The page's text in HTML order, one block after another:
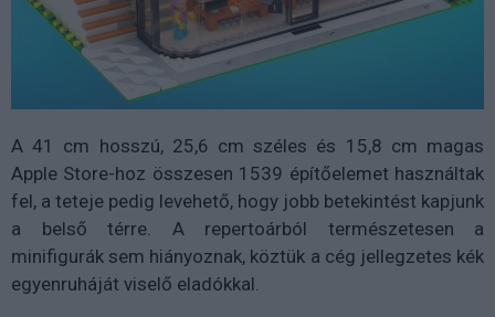
A 41 cm hosszú, 25,6 cm széles és 15,8 cm magas
Apple Store-hoz összesen 1539 építőelemet használtak
fel, a teteje pedig levehető, hogy jobb betekintést kapjunk
a belső térre. A repertoárból természetesen a
minifigurák sem hiányoznak, köztük a cég jellegzetes kék
egyenruháját viselő eladókkal.